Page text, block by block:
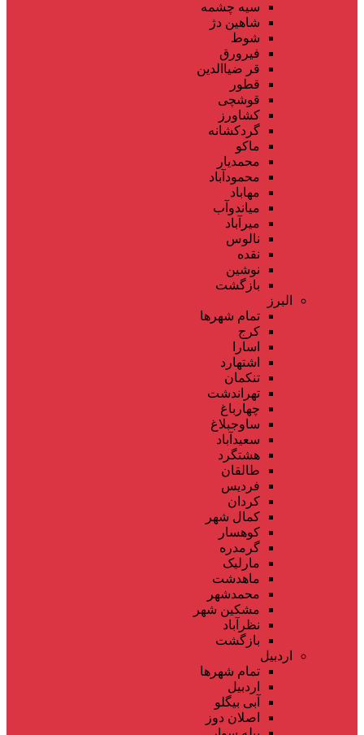
سیه چشمه
شاهین دژ
شوط
فیرورق
قر ضیاالدین
قطور
قوشچی
کشاورز
گردکشانه
ماکو
محمدیار
محمودآباد
مهاباد
میاندوآب
میرآباد
نالوس
نقده
نوشین
بازگشت
البرز
تمام شهر‌ها
کرج
اسارا
اشتهارد
تنکمان
تهراندشت
چهارباغ
ساوجبلاغ
سعیدآباد
هشتگرد
طالقان
فردیس
کردان
کمال شهر
کوهسار
گرمدره
مارلیک
ماهدشت
محمدشهر
مشکین شهر
نظرآباد
بازگشت
اردبیل
تمام شهر‌ها
اردبیل
آبی بیگلو
اصلان دوز